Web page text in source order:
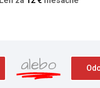
alebo